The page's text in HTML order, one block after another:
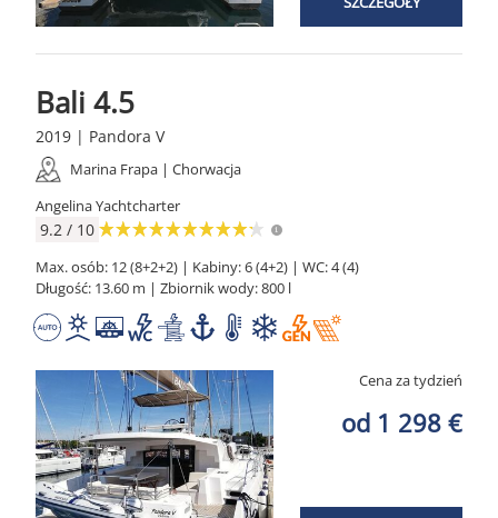
Bali 4.5
2019 | Pandora V
Marina Frapa | Chorwacja
Angelina Yachtcharter
9.2 / 10
Max. osób: 12 (8+2+2) | Kabiny: 6 (4+2) | WC: 4 (4)
Długość: 13.60 m | Zbiornik wody: 800 l
Cena za tydzień
od 1 298 €